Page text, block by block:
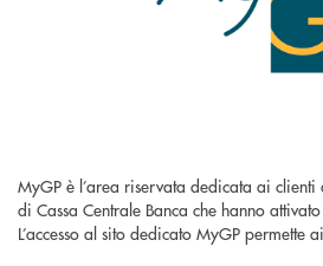
MyGP è l’area riservata dedicata ai
di Cassa Centrale Banca che hanno
L’accesso al sito dedicato MyGP permette